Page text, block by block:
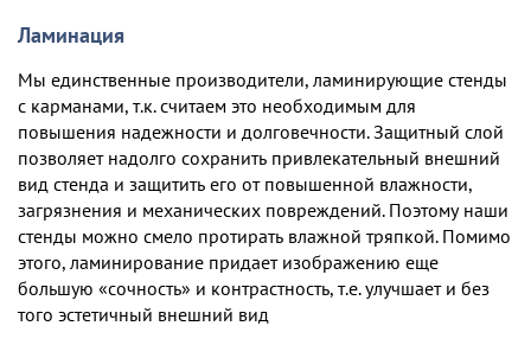
Ламинация
Мы единственные производители, ламинирующие стенды
с карманами, т.к. считаем это необходимым для
повышения надежности и долговечности. Защитный слой
позволяет надолго сохранить привлекательный внешний
вид стенда и защитить его от повышенной влажности,
загрязнения и механических повреждений. Поэтому наши
стенды можно смело протирать влажной тряпкой. Помимо
этого, ламинирование придает изображению еще
большую «сочность» и контрастность, т.е. улучшает и без
того эстетичный внешний вид